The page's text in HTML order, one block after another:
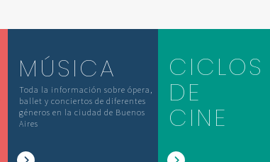
MÚSICA
Toda la información sobre ópera,
ballet y conciertos de diferentes
géneros en la ciudad de Buenos
Aires
CICLOS
DE
CINE